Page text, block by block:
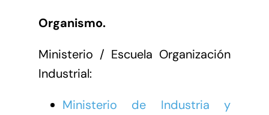
Organismo.
Ministerio / Escuela Organización
Industrial:
Ministerio de Industria y